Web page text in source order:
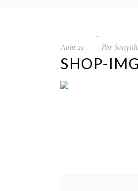
Août21 Par
SHOP-